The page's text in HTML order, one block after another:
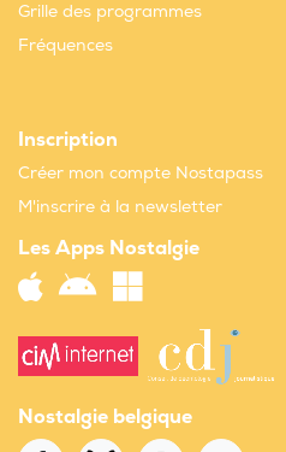
Grille des programmes
Fréquences
Inscription
Créer mon compte Nostapass
M'inscrire à la newsletter
Les Apps Nostalgie
Nostalgie belgique